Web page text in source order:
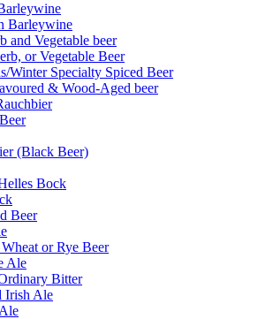
Barleywine
and Vegetable beer
or Vegetable Beer
Winter Specialty Spiced Beer
& Wood-Aged beer
(Black Beer)
Bock
Beer
or Rye Beer
Ale
Bitter
Irish Ale